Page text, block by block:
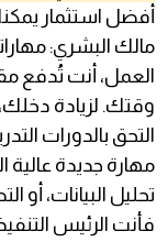
أفضل استثمار
مالك البشري:
العمل، أنت تُدفع
وقتك. لزيادة
التحق بالدورات
مهارة جديدة عالية
تحليل البيانات،
فأنت الرئيس